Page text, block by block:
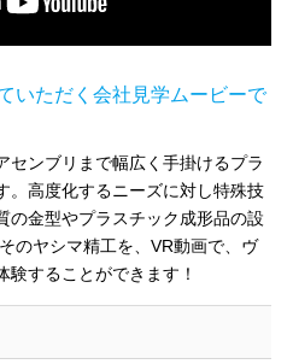
いただく会社見学ムービーで
センブリまで幅広く手掛けるプラ
。高度化するニーズに対し特殊技
の金型やプラスチック成形品の設
のヤシマ精工を、VR動画で、ヴ
験することができます！